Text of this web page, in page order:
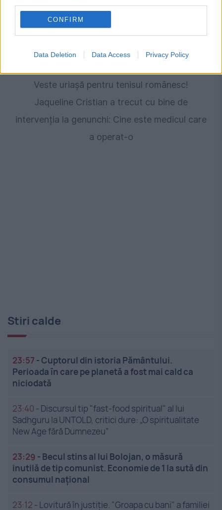
CONFIRM
Data Deletion Data Access Privacy Policy
Veste uriașă pentru tenisul românesc!
Jaqueline Cristian a trecut cu bine de
intervenția la genunchi: Cine este medicul care
a operat-o
Stiri calde
23:57 -Cuptorul din istoria Pământului.
Perioada în care pe planetă a fost mai cald ca
niciodată
23:40 - Discursul tip "fast-food spiritual" al lui
Sadhguru la UNTOLD, critici dure: „O spiritualitate
New Age fără Dumnezeu”
23:29 - Becul stins al lui Bolojan, o măsură
inutilă de tip comunist. Economie de 1 la sută din
consumul național
23:12 - Lovitură în justiție. "Groapa cu bani" a familiei